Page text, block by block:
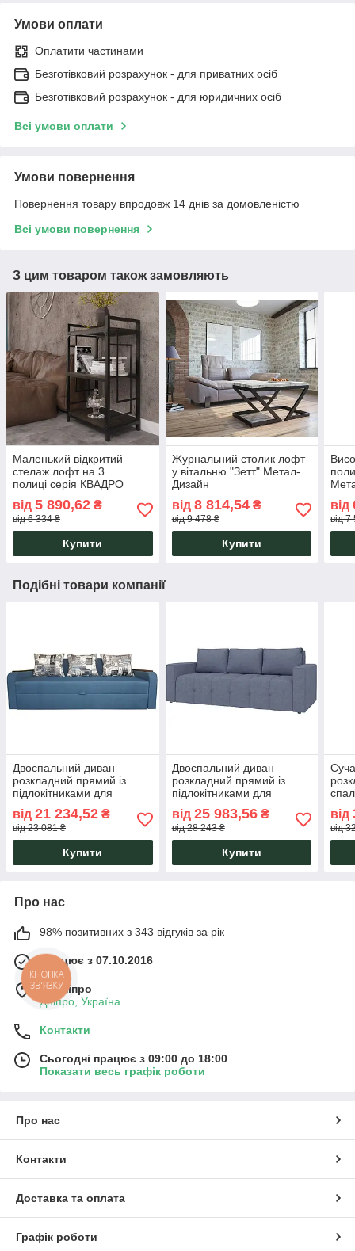
Умови оплати
Оплатити частинами
Безготівковий розрахунок - для приватних осіб
Безготівковий розрахунок - для юридичних осіб
Всі умови оплати
Умови повернення
Повернення товару впродовж 14 днів за домовленістю
Всі умови повернення
З цим товаром також замовляють
Маленький відкритий
стелаж лофт на 3
полиці серія КВАДРО
від 5 890,62 ₴
від 6 334 ₴
Купити
Журнальний столик лофт
у вітальню "Зетт" Метал-
Дизайн
від 8 814,54₴
від 9 478 ₴
Купити
від
від
Подібні товари компанії
Двоспальний диван
розкладний прямий із
підлокітниками для
спальні, кімнати, вітальні
каріна єврокнижка Amely
від 21 234,52 ₴
від 23 081 ₴
Купити
Двоспальний диван
розкладний прямий із
підлокітниками для
спальні, вітальні
Мериленд єврокнижка
Amely
від 25 983,56₴
від 28 243 ₴
Купити
від
від
Про нас
98% позитивних з 343 відгуків за рік
Працює з 07.10.2016
м. Дніпро
Дніпро, Україна
Контакти
Сьогодні працює з 09:00 до 18:00
Показати весь графік роботи
Про нас
Контакти
Доставка та оплата
Графік роботи
КНОПКА
ЗВ'ЯЗКУ